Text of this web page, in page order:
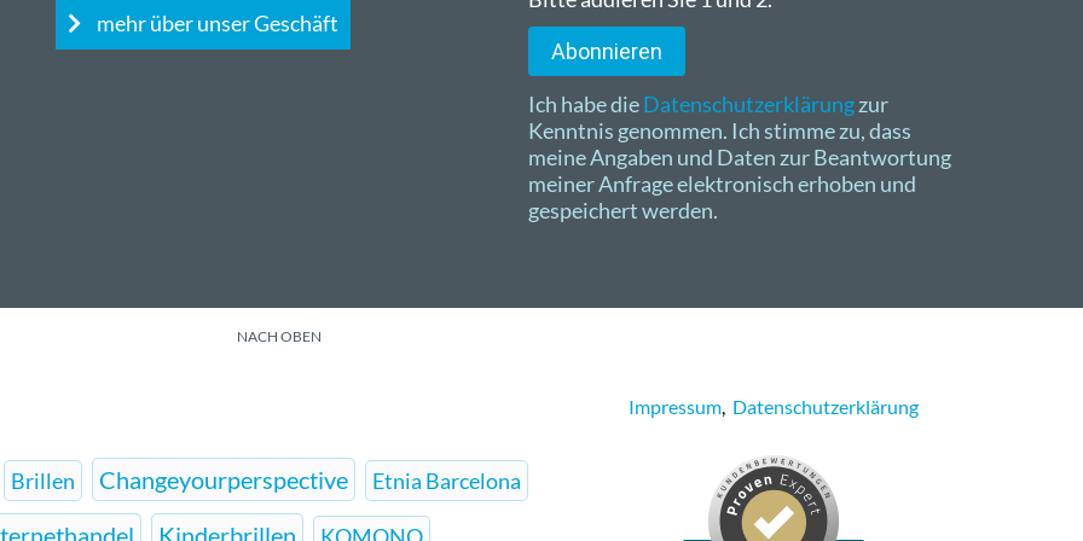
mehr über unser Geschäft
Abonnieren
Ich habe dieDatenschutzerklärungzur
Kenntnis genommen. Ich stimme zu, dass
meine Angaben und Daten zur Beantwortung
meiner Anfrage elektronisch erhoben und
gespeichert werden.
NACH OBEN
Brillen Changeyourperspective Etnia Barcelona
Impressum, Datenschutzerklärung